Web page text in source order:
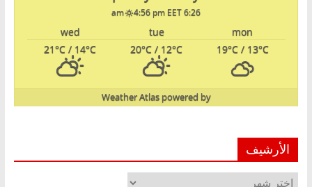
6:26 am
4:56 pm EET
mon
tue
wed
19°C/ 13°C
20°C / 12°C
21°C / 14°C
powered by
Weather Atlas
الأرشيف
الأرشيف